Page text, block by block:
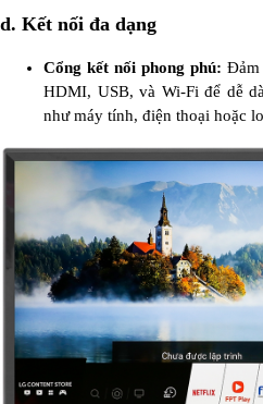
d. Kết nối đa dạng
Cổng kết nối phong phú: Đảm
HDMI, USB, và Wi-Fi để dễ
như máy tính, điện thoại hoặc